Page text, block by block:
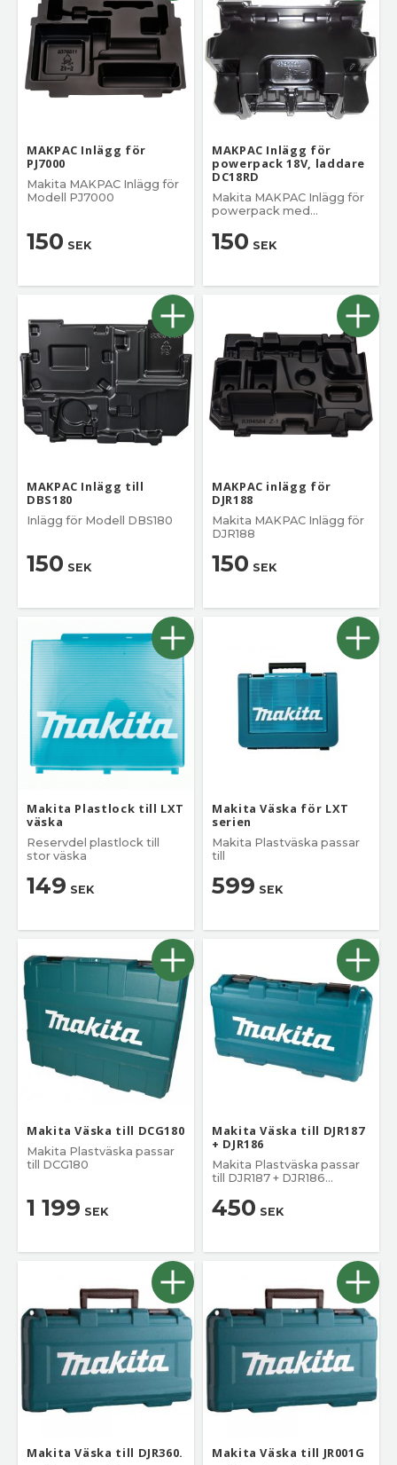
MAKPAC Inlägg för
PJ7000
Makita MAKPAC Inlägg för
Modell PJ7000
150 SEK
MAKPAC Inlägg för
powerpack 18V, laddare
DC18RD
Makita MAKPAC Inlägg för
powerpack med
150 SEK
MAKPAC Inlägg till
DBS180
Inlägg för Modell DBS180
150 SEK
MAKPAC inlägg för
DJR188
Makita MAKPAC Inlägg för
DJR188
150 SEK
Makita Plastlock till LXT
väska
Reservdel plastlock till
stor väska
149 SEK
Makita Väska för LXT
serien
Makita Plastväska passar
till
599 SEK
Makita Väska till DCG180
Makita Plastväska passar
till DCG180
1 199 SEK
Makita Väska till DJR187
+ DJR186
Makita Plastväska passar
till DJR187 + DJR186
450 SEK
Makita Väska till DJR360. Makita Väska till JR001G